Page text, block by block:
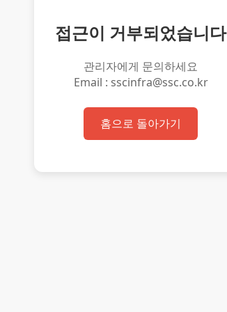
접근이 거부되었습니다
관리자에게 문의하세요
Email : sscinfra@ssc.co.kr
홈으로 돌아가기